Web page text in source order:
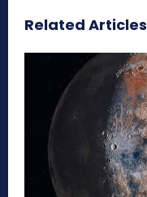
Related Articles